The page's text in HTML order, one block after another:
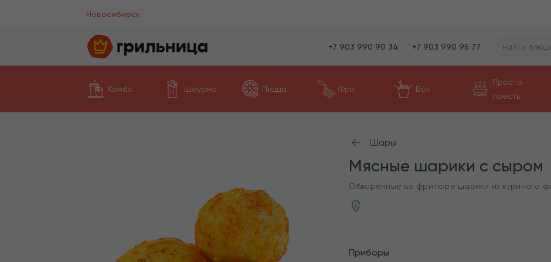
Новосибирск
+7 903 990 90 34 +7 903 990 95 77
Комбо Шаурма Пицца Фри Вок
Просто
поесть
Шары
Мясные шарики с сыром
Обжаренные во фритюре шарики из куриного
Приборы